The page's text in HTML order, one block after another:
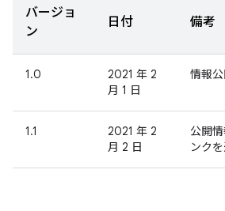
バージョ
ン
日付 備考
1.0
2021 年 2
月 1 日
情報
1.1
2021 年 2
月 2 日
公開
ンク